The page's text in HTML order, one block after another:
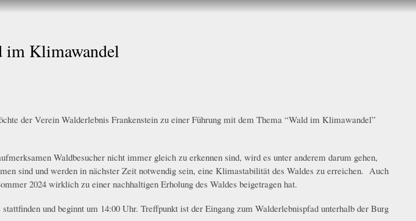
im Klimawandel
der Verein Walderlebnis Frankenstein zu einer Führung mit dem Thema “Wald im Klimawandel”
Waldbesucher nicht immer gleich zu erkennen sind, wird es unter anderem darum gehen,
sind und werden in nächster Zeit notwendig sein, eine Klimastabilität des Waldes zu erreichen. Auch
2024 wirklich zu einer nachhaltigen Erholung des Waldes beigetragen hat.
und beginnt um 14:00 Uhr. Treffpunkt ist der Eingang zum Walderlebnispfad unterhalb der Burg